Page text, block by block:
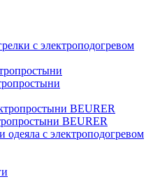
с электроподогревом
BEURER
BEURER
с электроподогревом